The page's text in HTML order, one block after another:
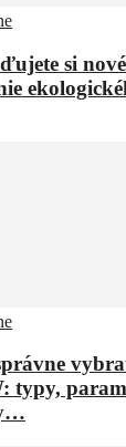
si
typy,